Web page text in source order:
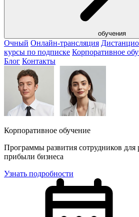
обучения
Очный Онлайн-трансляция
курсы по подписке Корпоративное
Блог Контакты
Корпоративное обучение
Программы развития сотрудников для
прибыли бизнеса
Узнать подробности